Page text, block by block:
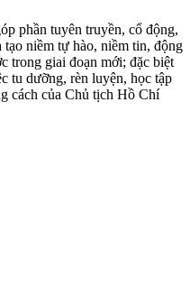
phần tuyên truyền, cổ động,
niềm tự hào, niềm tin, động
trong giai đoạn mới; đặc biệt
tu dưỡng, rèn luyện, học tập
cách của Chủ tịch Hồ Chí